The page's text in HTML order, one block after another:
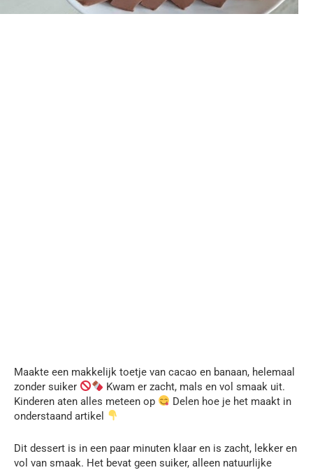
Maakte een makkelijk toetje van cacao en banaan, helemaal
zonder suiker
Kwam er zacht, mals en vol smaak uit.
Kinderen aten alles meteen op
Delen hoe je het maakt in
onderstaand artikel
Dit dessert is in een paar minuten klaar en is zacht, lekker en
vol van smaak. Het bevat geen suiker, alleen natuurlijke